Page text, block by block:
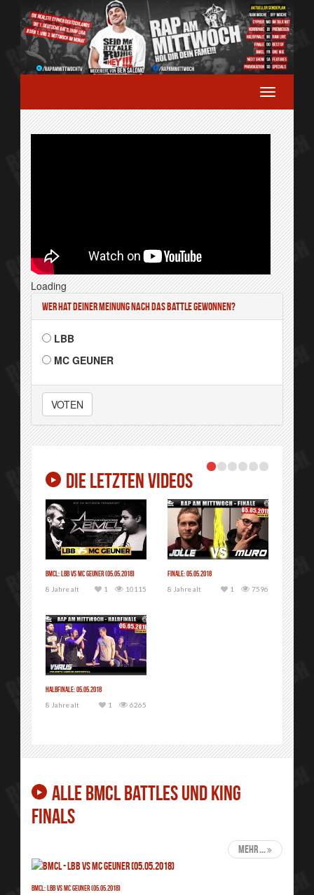
Loading
Wer hat deiner Meinung nach das Battle gewonnen?
LBB
MC GEUNER
VOTEN
DIE LETZTEN VIDEOS
BMCL: LBB vs MC GEUNER (05.05.2018)
8 Jahre alt
10115
1
Finale: 05.05.2018
8 Jahre alt
7596
1
Halbfinale: 05.05.2018
8 Jahre alt
6265
1
ALLE BMCL BATTLES UND KING
FINALS
mehr ...
BMCL: LBB vs MC GEUNER (05.05.2018)